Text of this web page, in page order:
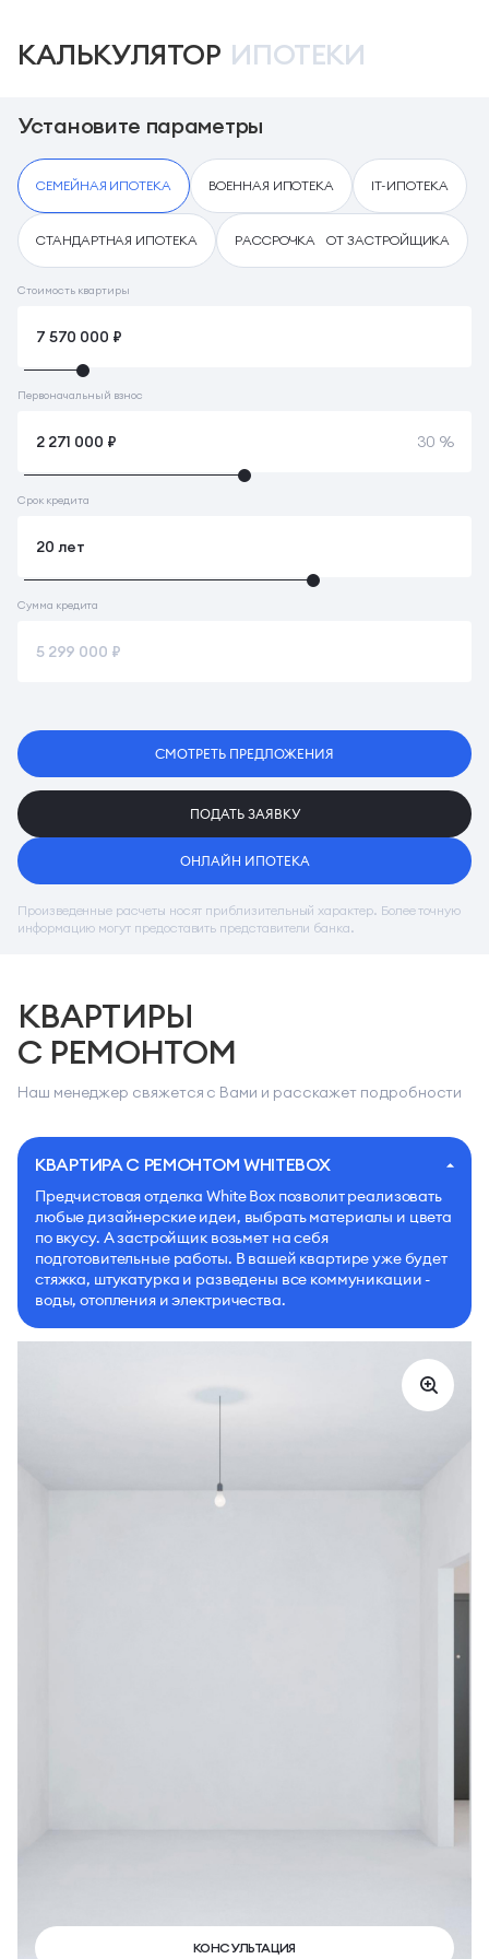
КАЛЬКУЛЯТОР ИПОТЕКИ
Установите параметры
СЕМЕЙНАЯ ИПОТЕКА ВОЕННАЯ ИПОТЕКА IT-ИПОТЕКА
СТАНДАРТНАЯ ИПОТЕКА РАССРОЧКА ОТ ЗАСТРОЙЩИКА
Стоимость квартиры
Первоначальный взнос
30 %
Срок кредита
Сумма кредита
СМОТРЕТЬ ПРЕДЛОЖЕНИЯ
ПОДАТЬ ЗАЯВКУ
ОНЛАЙН ИПОТЕКА
Произведенные расчеты носят приблизительный характер. Более точную
информацию могут предоставить представители банка.
КВАРТИРЫ
С РЕМОНТОМ
Наш менеджер свяжется с Вами и расскажет подробности
КВАРТИРА С РЕМОНТОМ WHITEBOX
Предчистовая отделка White Box позволит реализовать
любые дизайнерские идеи, выбрать материалы и цвета
по вкусу. А застройщик возьмет на себя
подготовительные работы. В вашей квартире уже будет
стяжка, штукатурка и разведены все коммуникации -
воды, отопления и электричества.
КОНСУЛЬТАЦИЯ